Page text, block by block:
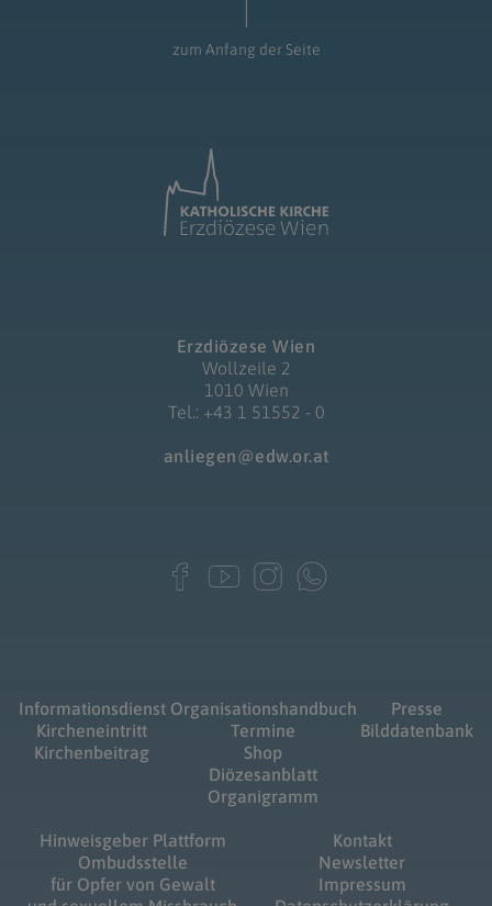
zum Anfang der Seite
Erzdiözese Wien
Wollzeile 2
1010 Wien
Tel.: +43 1 51552 - 0
anliegen@edw.or.at
Informationsdienst
Kircheneintritt
Kirchenbeitrag
Organisationshandbuch
Termine
Shop
Diözesanblatt
Organigramm
Presse
Bilddatenbank
Hinweisgeber Plattform
Ombudsstelle
für Opfer von Gewalt
Kontakt
Newsletter
Impressum